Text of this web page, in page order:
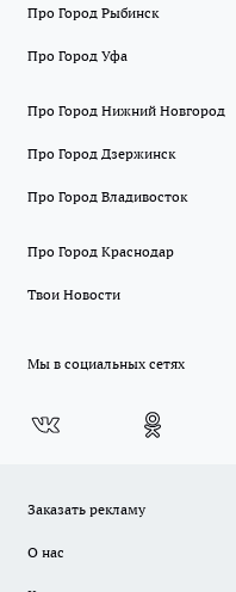
Про Город Рыбинск
Про Город Уфа
Про Город Нижний Новгород
Про Город Дзержинск
Про Город Владивосток
Про Город Краснодар
Твои Новости
Мы в социальных сетях
Заказать рекламу
О нас